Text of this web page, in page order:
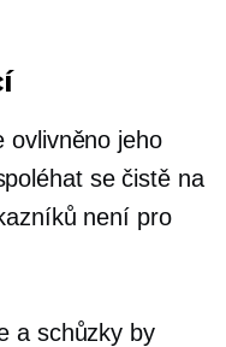
ovlivněno jeho
se čistě na
není pro
a schůzky by